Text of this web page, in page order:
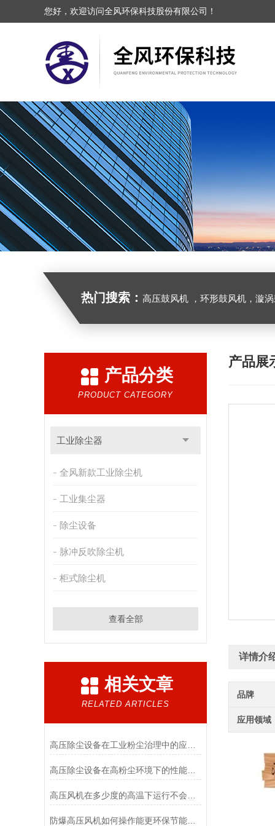
您好，欢迎访问全风环保科技股份有限公司！
热门搜索： 高压鼓风机 ，环形鼓风机，漩涡鼓风机，漩涡气泵，透浦式中压鼓风机，
产品分类
PRODUCT CATEGORY
工业除尘器
全风新款工业除尘机
工业集尘器
除尘设备
脉冲反吹除尘机
柜式除尘机
查看全部
相关文章
RELATED ARTICLES
高压除尘设备在高粉尘环境下的性能保持
防爆高压风机如何操作能更环保节能呢？
产品展
详情介
品牌
应用领域